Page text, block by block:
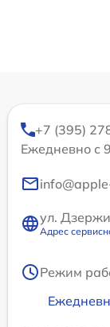
+7 (395)
Ежедневно с
ул.
Адрес
Режим